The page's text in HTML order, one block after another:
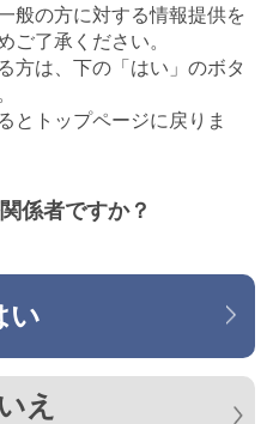
般の方に対する情報提供を
ご了承ください。
方は、下の「はい」のボタ
とトップページに戻りま
係者ですか？
い
え